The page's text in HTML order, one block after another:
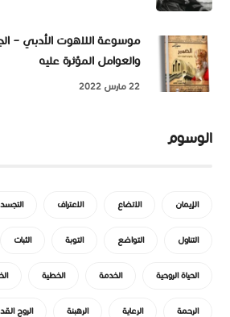
موسوعة اللاهوت الأدبي –
والعوامل المؤثرة عليه
22 مارس 2022
الوسوم
الإيمان الاتضاع الاعتراف التجسد
التناول التواضع التوبة الثبات
الحياة الروحية الخدمة الخطية
الرحمة الرعاية الرهبنة الروح